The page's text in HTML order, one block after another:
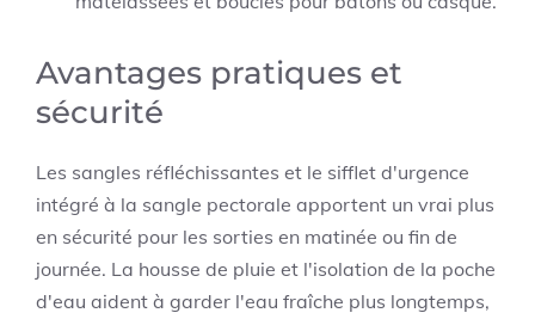
Avantages pratiques et
sécurité
Les sangles réfléchissantes et le sifflet d'urgence
intégré à la sangle pectorale apportent un vrai plus
en sécurité pour les sorties en matinée ou fin de
journée. La housse de pluie et l'isolation de la poche
d'eau aident à garder l'eau fraîche plus longtemps,